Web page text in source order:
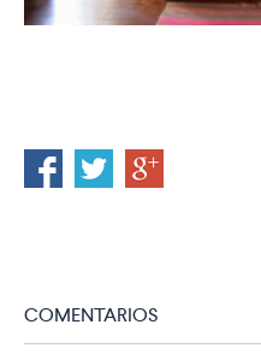
COMENTARIOS